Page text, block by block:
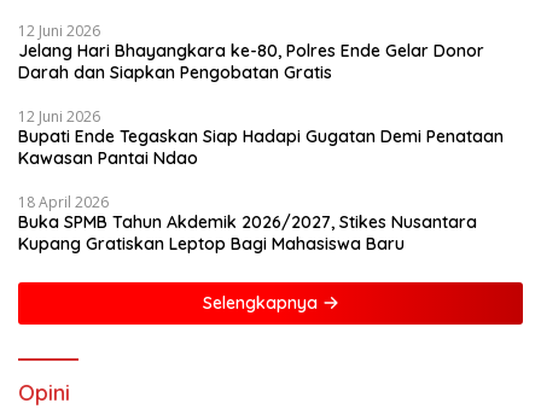
12 Juni 2026
Jelang Hari Bhayangkara ke-80, Polres Ende Gelar Donor
Darah dan Siapkan Pengobatan Gratis
12 Juni 2026
Bupati Ende Tegaskan Siap Hadapi Gugatan Demi Penataan
Kawasan Pantai Ndao
18 April 2026
Buka SPMB Tahun Akdemik 2026/2027, Stikes Nusantara
Kupang Gratiskan Leptop Bagi Mahasiswa Baru
Selengkapnya
Opini